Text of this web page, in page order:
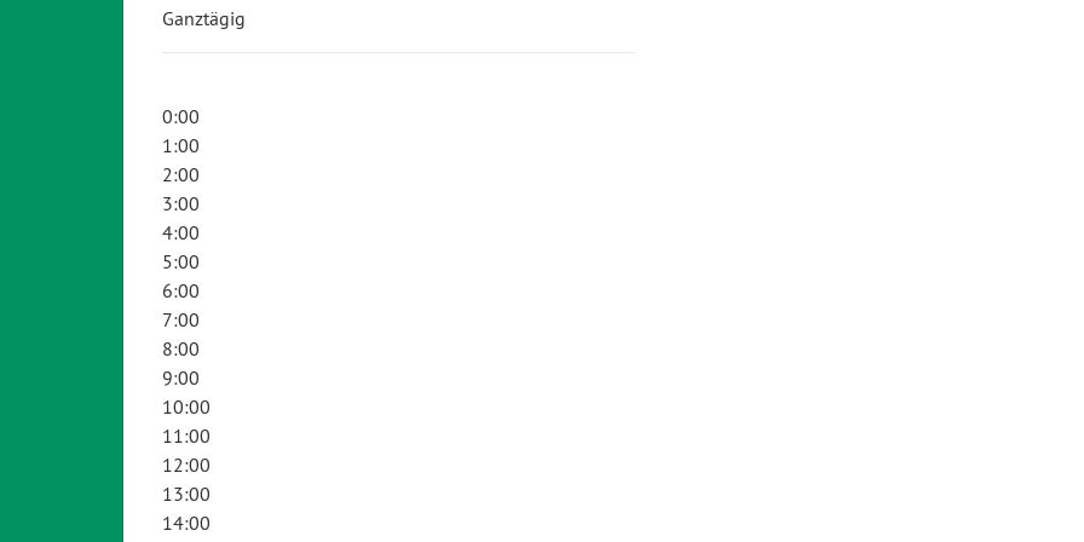
Ganztägig
0:00
1:00
2:00
3:00
4:00
5:00
6:00
7:00
8:00
9:00
10:00
11:00
12:00
13:00
14:00